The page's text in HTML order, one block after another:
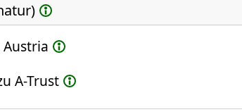
A-Trust